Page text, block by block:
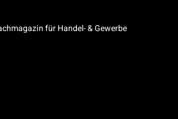
für Handel- & Gewerbe